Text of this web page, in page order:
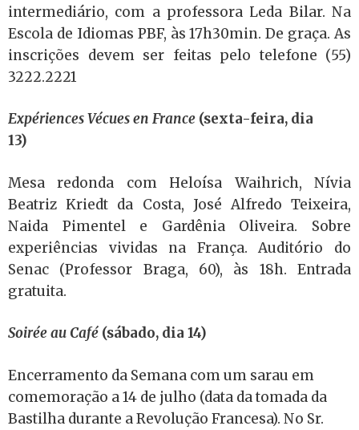
intermediário, com a professora Leda Bilar. Na
Escola de Idiomas PBF, às 17h30min. De graça. As
inscrições devem ser feitas pelo telefone (55)
3222.2221
Expériences Vécues en France (sexta-feira, dia
13)
Mesa redonda com Heloísa Waihrich, Nívia
Beatriz Kriedt da Costa, José Alfredo Teixeira,
Naida Pimentel e Gardênia Oliveira. Sobre
experiências vividas na França. Auditório do
Senac (Professor Braga, 60), às 18h. Entrada
gratuita.
Soirée au Café (sábado, dia 14)
Encerramento da Semana com um sarau em
comemoração a 14 de julho (data da tomada da
Bastilha durante a Revolução Francesa). No Sr.